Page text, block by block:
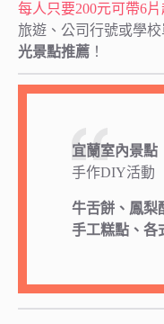
每人只要200元可帶6
旅遊、公司行號或學
光景點推薦 ！
宜蘭室內景點
手作DIY活動
牛舌餅、鳳梨
手工糕點、各